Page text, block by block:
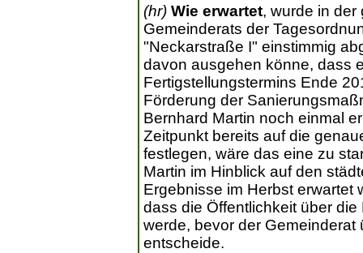
(hr) Wie erwartet, wurde in
Gemeinderats der
"Neckarstraße I" einstimmig
davon ausgehen könne, dass
Fertigstellungstermins Ende
Förderung der
Bernhard Martin noch einmal
Zeitpunkt bereits auf die
festlegen, wäre das eine zu
Martin im Hinblick auf den
Ergebnisse im Herbst erwartet
dass die Öffentlichkeit über
werde, bevor der
entscheide.